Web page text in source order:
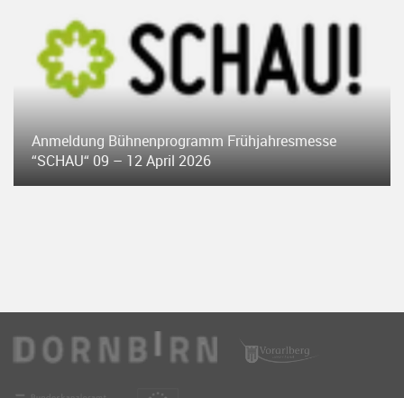
Anmeldung Bühnenprogramm Frühjahresmesse
“SCHAU“ 09 – 12 April 2026